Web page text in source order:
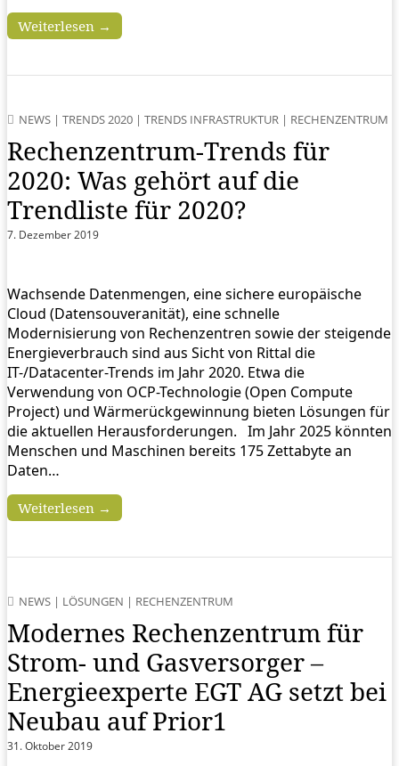
Weiterlesen →
NEWS | TRENDS 2020 | TRENDS INFRASTRUKTUR | RECHENZENTRUM
Rechenzentrum-Trends für
2020: Was gehört auf die
Trendliste für 2020?
7. Dezember 2019
Wachsende Datenmengen, eine sichere europäische
Cloud (Datensouveranität), eine schnelle
Modernisierung von Rechenzentren sowie der steigende
Energieverbrauch sind aus Sicht von Rittal die
IT-/Datacenter-Trends im Jahr 2020. Etwa die
Verwendung von OCP-Technologie (Open Compute
Project) und Wärmerückgewinnung bieten Lösungen für
die aktuellen Herausforderungen. Im Jahr 2025 könnten
Menschen und Maschinen bereits 175 Zettabyte an
Daten…
Weiterlesen →
NEWS | LÖSUNGEN | RECHENZENTRUM
Modernes Rechenzentrum für
Strom- und Gasversorger –
Energieexperte EGT AG setzt bei
Neubau auf Prior1
31. Oktober 2019